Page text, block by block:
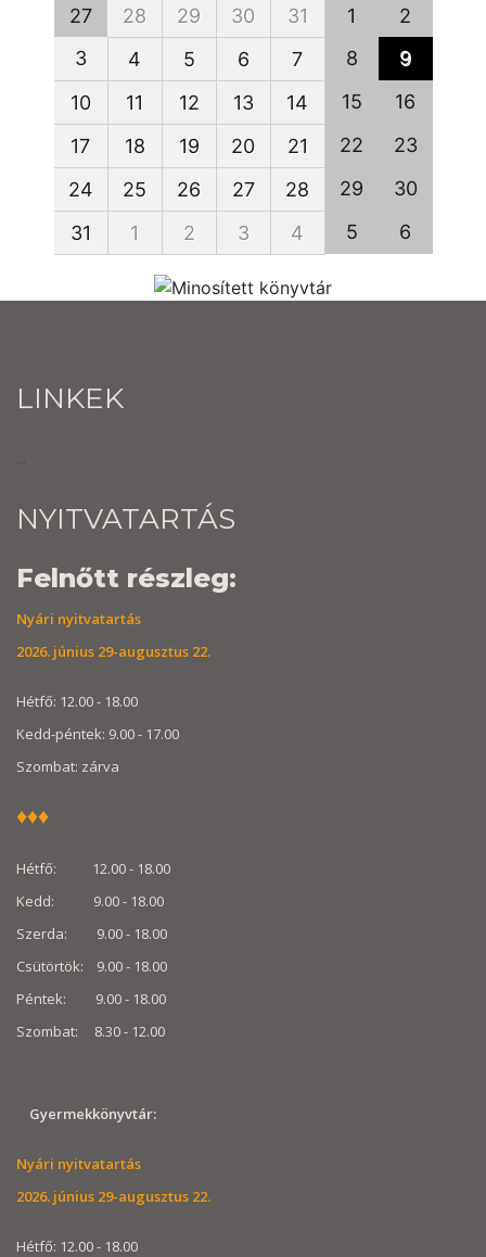
27 28 29 30 31 1
2
3
4 5 6 7 8
9
10
11 12 13 14 15
16
17
18 19 20 21 22
23
24
25 26 27 28 29
30
31
1 2 3 4 5 6
LINKEK
NYITVATARTÁS
Felnőtt részleg:
Nyári nyitvatartás
2026. június 29-augusztus 22.
Hétfő: 12.00 - 18.00
Kedd-péntek: 9.00 - 17.00
Szombat: zárva
♦♦♦
Hétfő: 12.00 - 18.00
Kedd: 9.00 - 18.00
Szerda: 9.00 - 18.00
Csütörtök: 9.00 - 18.00
Péntek: 9.00 - 18.00
Szombat: 8.30 - 12.00
Gyermekkönyvtár:
Nyári nyitvatartás
2026. június 29-augusztus 22.
Hétfő: 12.00 - 18.00